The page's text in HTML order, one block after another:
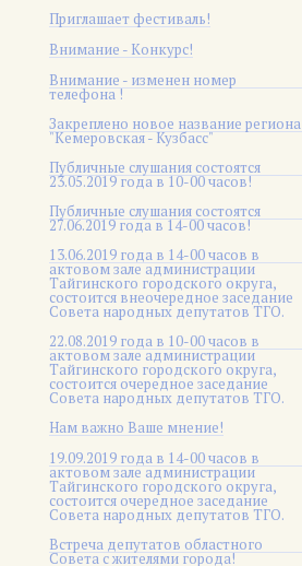
Приглашает фестиваль!
Внимание - Конкурс!
Внимание - изменен номер
телефона !
Закреплено новое название региона
"Кемеровская - Кузбасс"
Публичные слушания состоятся
23.05.2019 года в 10-00 часов!
Публичные слушания состоятся
27.06.2019 года в 14-00 часов!
13.06.2019 года в 14-00 часов в
актовом зале администрации
Тайгинского городского округа,
состоится внеочередное заседание
Совета народных депутатов ТГО.
22.08.2019 года в 10-00 часов в
актовом зале администрации
Тайгинского городского округа,
состоится очередное заседание
Совета народных депутатов ТГО.
Нам важно Ваше мнение!
19.09.2019 года в 14-00 часов в
актовом зале администрации
Тайгинского городского округа,
состоится очередное заседание
Совета народных депутатов ТГО.
Встреча депутатов областного
Совета с жителями города!